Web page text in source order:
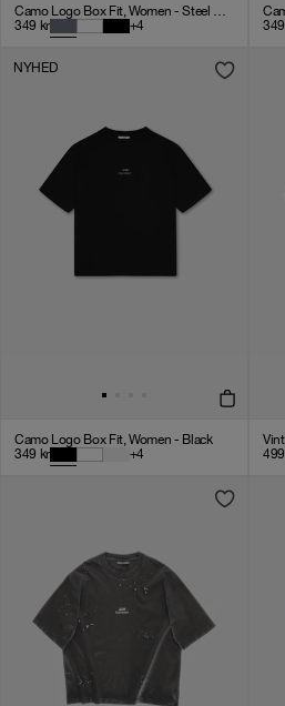
Camo Logo Box Fit, Women - Steel Grey
349 kr +4
349
NYHED
Camo Logo Box Fit, Women - Black
349 kr +4
499